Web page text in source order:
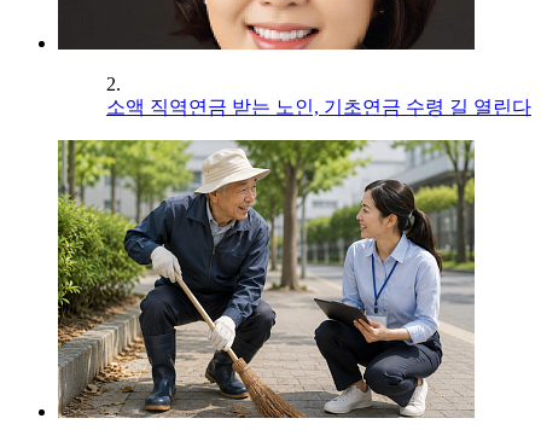
2.
소액 직역연금 받는 노인, 기초연금 수령 길 열린다